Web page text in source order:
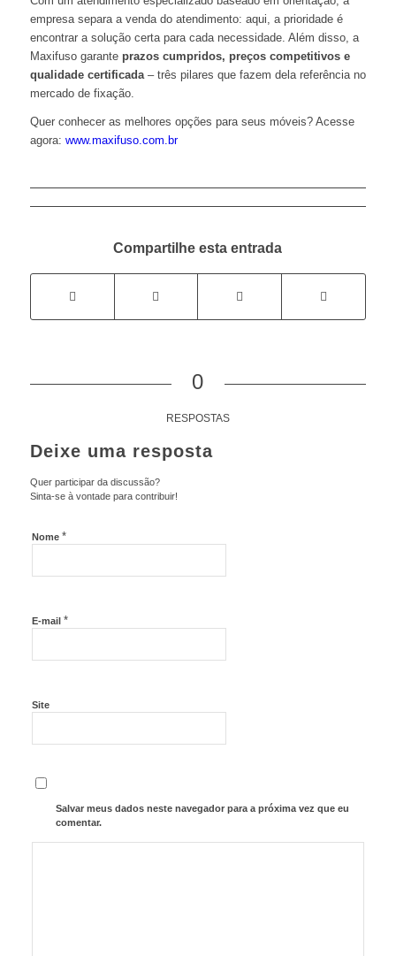
empresa separa a venda do atendimento: aqui, a prioridade é
encontrar a solução certa para cada necessidade. Além disso, a
Maxifuso garante prazos cumpridos, preços competitivos e
qualidade certificada– três pilares que fazem dela referência no
mercado de fixação.
Quer conhecer as melhores opções para seus móveis? Acesse
agora: www.maxifuso.com.br
Compartilhe esta entrada
0
RESPOSTAS
Deixe uma resposta
Quer participar da discussão?
Sinta-se à vontade para contribuir!
Nome *
E-mail *
Site
Salvar meus dados neste navegador para a próxima vez que eu
comentar.